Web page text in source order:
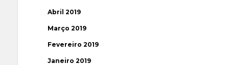
Abril 2019
Março 2019
Fevereiro 2019
Janeiro 2019